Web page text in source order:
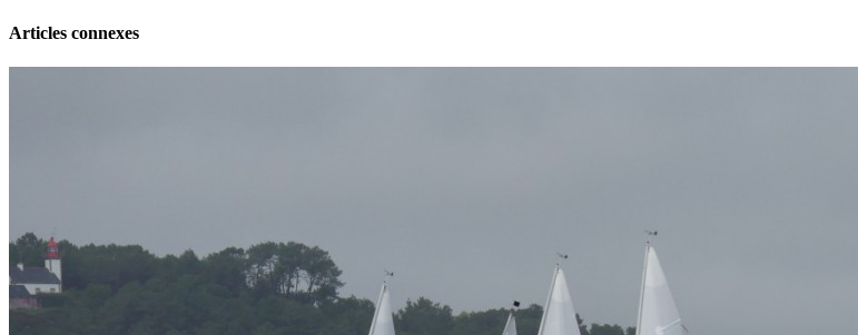
28Fév
Articles connexes